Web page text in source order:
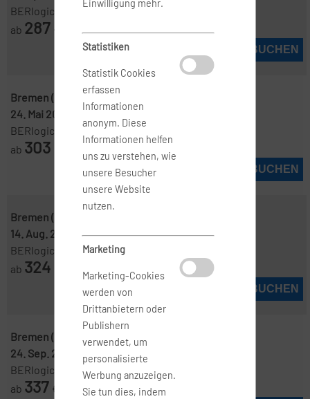
BERlogic
ab 287
JETZT BUCHEN
Bremen ( BRE )-Oslo ( OSL )
24. Mai 2027
7. Juni 2027
BERlogic
ab 303
JETZT BUCHEN
Bremen ( BRE )
14. Aug. 2026
-17. Aug. 2026
BERlogic
ab 324
JETZT BUCHEN
Bremen ( BRE )
Oslo ( OSL )
24. Sep. 2026
27. Sep. 2026
BERlogic
ab 337 €
Einwilligung mehr.
Statistiken
Statistik Cookies
erfassen
Informationen
anonym. Diese
Informationen helfen
uns zu verstehen, wie
unsere Besucher
unsere Website
nutzen.
Marketing
Marketing-Cookies
werden von
Drittanbietern oder
Publishern
verwendet, um
personalisierte
Werbung anzuzeigen.
Sie tun dies, indem